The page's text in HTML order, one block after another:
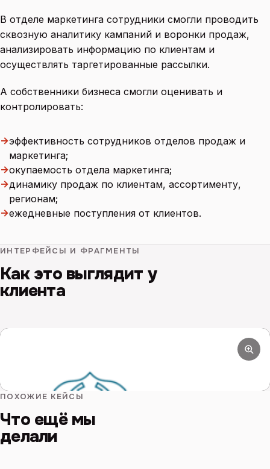
В отделе маркетинга сотрудники смогли проводить
сквозную аналитику кампаний и воронки продаж,
анализировать информацию по клиентам и
осуществлять таргетированные рассылки.
А собственники бизнеса смогли оценивать и
контролировать:
→эффективность сотрудников отделов продаж и
маркетинга;
→окупаемость отдела маркетинга;
→динамику продаж по клиентам, ассортименту,
регионам;
→ежедневные поступления от клиентов.
ИНТЕРФЕЙСЫ И ФРАГМЕНТЫ
Как это выглядит у
клиента
ПОХОЖИЕ КЕЙСЫ
Что ещё мы
делали